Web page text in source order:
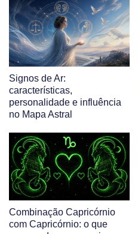
Signos de Ar:
características,
personalidade e influência
no Mapa Astral
Combinação Capricórnio
com Capricórnio: o que